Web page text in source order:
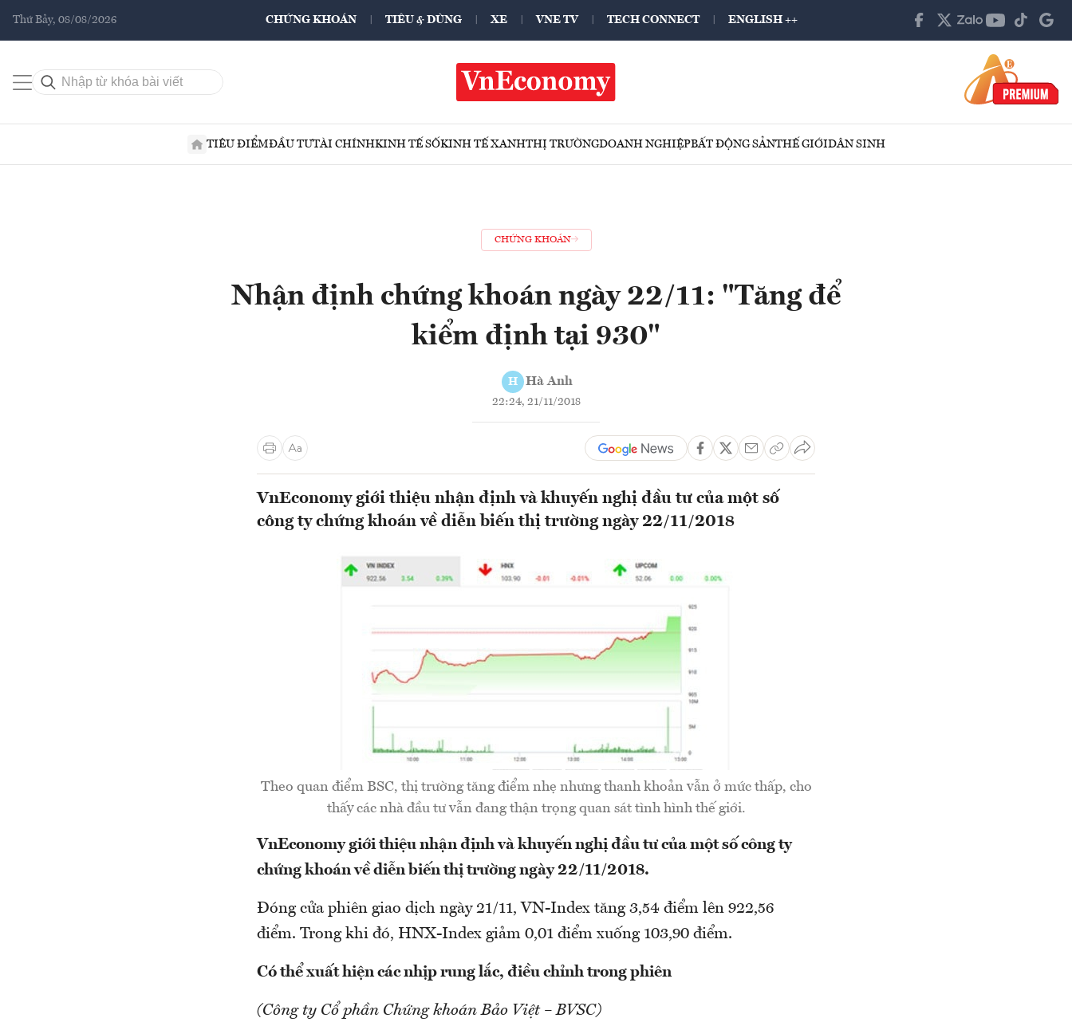
Thứ Bảy, 08/08/2026 CHỨNG KHOÁN TIÊU & DÙNG XE VNE TV TECH CONNECT ENGLISH ++
TIÊU ĐIỂMĐẦU TƯTÀI CHÍNHKINH TẾ SỐKINH TẾ XANHTHỊ TRƯỜNGDOANH NGHIỆPBẤT ĐỘNG SẢNTHẾ GIỚIDÂN SINH
CHỨNG KHOÁN
Nhận định chứng khoán ngày 22/11: "Tăng để
kiểm định tại 930"
H Hà Anh
22:24, 21/11/2018
VnEconomy giới thiệu nhận định và khuyến nghị đầu tư của một số
công ty chứng khoán về diễn biến thị trường ngày 22/11/2018
Theo quan điểm BSC, thị trường tăng điểm nhẹ nhưng thanh khoản vẫn ở mức thấp, cho
thấy các nhà đầu tư vẫn đang thận trọng quan sát tình hình thế giới.
VnEconomy giới thiệu nhận định và khuyến nghị đầu tư của một số công ty
chứng khoán về diễn biến thị trường ngày 22/11/2018.
Đóng cửa phiên giao dịch ngày 21/11, VN-Index tăng 3,54 điểm lên 922,56
điểm. Trong khi đó, HNX-Index giảm 0,01 điểm xuống 103,90 điểm.
Có thể xuất hiện các nhịp rung lắc, điều chỉnh trong phiên
(Công ty Cổ phần Chứng khoán Bảo Việt – BVSC)